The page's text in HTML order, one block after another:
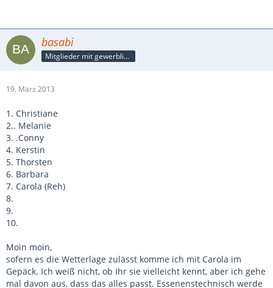
basabi
Mitglieder mit gewerblicher Verbindung, auch als Mitarbeiter/in
19. März 2013
1. Christiane
2.. Melanie
3. .Conny
4. Kerstin
5. Thorsten
6. Barbara
7. Carola (Reh)
8.
9.
10.
Moin moin,
sofern es die Wetterlage zulässt komme ich mit Carola im
Gepäck. Ich weiß nicht, ob Ihr sie vielleicht kennt, aber ich gehe
mal davon aus, dass das alles passt. Essenenstechnisch werde